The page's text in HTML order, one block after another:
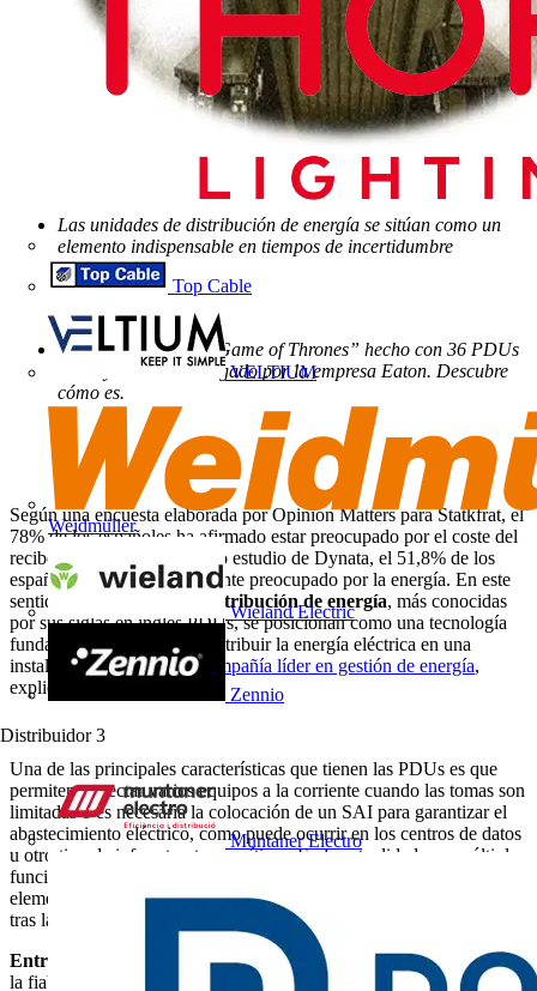
Top Cable
VELTIUM
Weidmüller
Wieland Electric
Zennio
Distribuidor 3
Muntaner Electro
Las unidades de distribución de energía se sitúan como un
elemento indispensable en tiempos de incertidumbre
energética.
El trono de la serie “Game of Thrones” hecho con 36 PDUs
existe y ha sido encargado por la empresa Eaton. Descubre
cómo es.
Según una encuesta elaborada por Opinion Matters para Statkfrat, el
78% de los españoles ha afirmado estar preocupado por el coste del
recibo de la luz, y según otro estudio de Dynata, el 51,8% de los
españoles está extremadamente preocupado por la energía. En este
sentido
, las unidades de distribución de energía, más conocidas
por sus siglas en inglés PDUs, se posicionan como una tecnología
fundamental que ayuda a distribuir la energía eléctrica en una
instalación de TI.Eaton, compañía líder en gestión de energía,
explica el porqué.
Una de las principales características que tienen las PDUs es que
permiten conectar varios equipos a la corriente cuando las tomas son
limitadas o es necesaria la colocación de un SAI para garantizar el
abastecimiento eléctrico, como puede ocurrir en los centros de datos
u otro tipo de infraestructuras críticas. En la actualidad, sus múltiples
funciones y versatilidad ya han convertido a las PDUs en un
elemento indispensable en las instalaciones modernas, y más aún
tras la crisis energética vivida recientemente.
Entre los beneficios
que son capaces de aportar, podemos destacar
la fiabilidad mejorada de las instalaciones de IT, el ahorro de